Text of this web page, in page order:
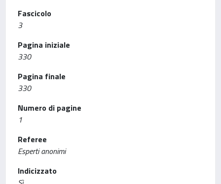
Fascicolo
3
Pagina iniziale
330
Pagina finale
330
Numero di pagine
1
Referee
Esperti anonimi
Indicizzato